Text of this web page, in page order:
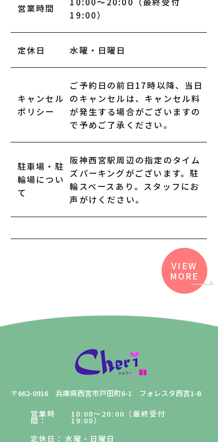
営業時間
19:00）
定休日 水曜・日曜日
キャンセル
ポリシー
ご予約日の前日17時以降、当日
のキャンセルは、キャンセル料
が発生する場合がございますの
で予めご了承ください。
駐車場・駐
輪場につい
て
阪神西宮駅周辺の指定のタイム
ズパーキングがございます。駐
輪スペースあり。スタッフにお
声がけください。
VIEW
MORE
〒662-0916 兵庫県西宮市戸田町6-1 フォレスタ西宮1-B
営業時
間
10:00～20:00（最終受付
19:00）
定休日
水曜・日曜日